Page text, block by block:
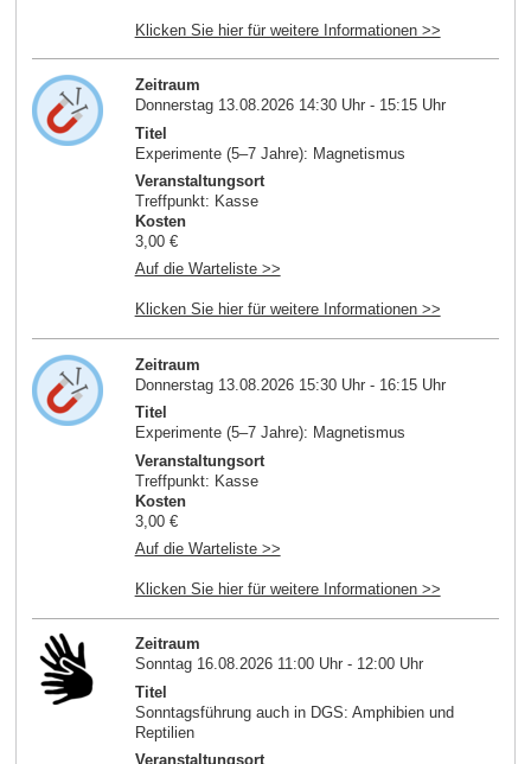
Klicken Sie hier für weitere Informationen >>
Zeitraum
Donnerstag 13.08.2026 14:30 Uhr - 15:15 Uhr
Titel
Experimente (5–7 Jahre): Magnetismus
Veranstaltungsort
Treffpunkt: Kasse
Kosten
3,00 €
Auf die Warteliste >>
Klicken Sie hier für weitere Informationen >>
Zeitraum
Donnerstag 13.08.2026 15:30 Uhr - 16:15 Uhr
Titel
Experimente (5–7 Jahre): Magnetismus
Veranstaltungsort
Treffpunkt: Kasse
Kosten
3,00 €
Auf die Warteliste >>
Klicken Sie hier für weitere Informationen >>
Zeitraum
Sonntag 16.08.2026 11:00 Uhr - 12:00 Uhr
Titel
Sonntagsführung auch in DGS: Amphibien und
Reptilien
Veranstaltungsort